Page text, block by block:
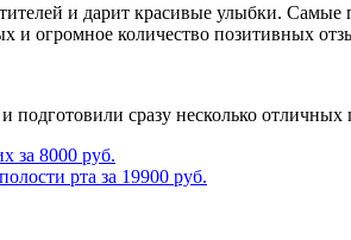
и дарит красивые улыбки.
и огромное количество позитивных
сразу несколько отличных
за 8000 руб.
рта за 19900 руб.